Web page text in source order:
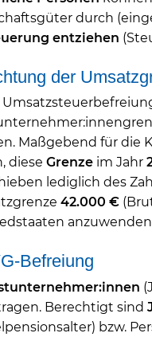
durch
entziehen
der
Maßgebend für die
diese Grenze im Jahr
lediglich des
42.000 €
Befreiung
Berechtigt sind
bzw.